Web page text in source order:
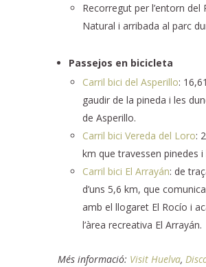
Recorregut per l’entorn del
Natural i arribada al parc
Passejos en bicicleta
Carril bici del Asperillo:
gaudir de la pineda i les
de Asperillo.
Carril bici Vereda del Loro:
km que travessen pinedes i
Carril bici El Arrayán: de
d’uns 5,6 km, que
amb el llogaret El Rocío i
l’àrea recreativa El Arrayán.
Més informació: Visit Huelva,